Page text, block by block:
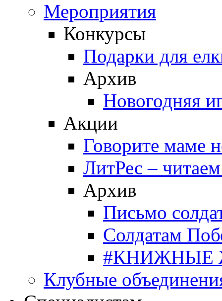
Мероприятия
Конкурсы
Подарки для
Архив
Новогодняя
Акции
Говорите маме
ЛитРес –
Архив
Письмо
Солдатам
#КНИЖНЫЕ
Клубные